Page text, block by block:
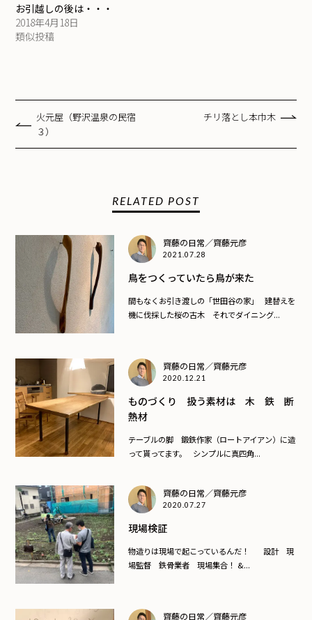
お引越しの後は・・・
2018年4月18日
類似投稿
火元屋（野沢温泉の民宿
３）
チリ落とし本巾木
RELATED POST
齊藤の日常／齊藤元彦
2021.07.28
鳥をつくっていたら鳥が来た
間もなくお引き渡しの「世田谷の家」 建替えを
機に伐採した桜の古木 それでダイニング...
齊藤の日常／齊藤元彦
2020.12.21
ものづくり 扱う素材は 木 鉄 断
熱材
テーブルの脚 鍛鉄作家（ロートアイアン）に造
って貰ってます。 シンプルに真四角...
齊藤の日常／齊藤元彦
2020.07.27
現場検証
物造りは現場で起こっているんだ！ 設計 現
場監督 鉄骨業者 現場集合！ &...
齊藤の日常／齊藤元彦